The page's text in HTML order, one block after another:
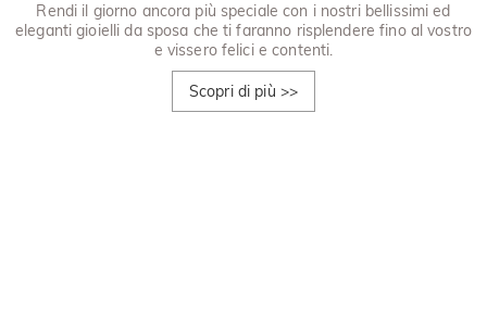
Rendi il giorno ancora più speciale con i nostri bellissimi ed
eleganti gioielli da sposa che ti faranno risplendere fino al vostro
e vissero felici e contenti.
Scopri di più >>